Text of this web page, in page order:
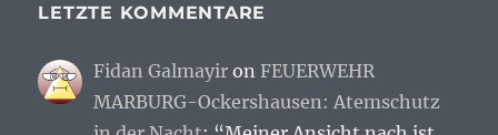
LETZTE KOMMENTARE
Fidan Galmayir onFEUERWEHR
MARBURG-Ockershausen: Atemschutz